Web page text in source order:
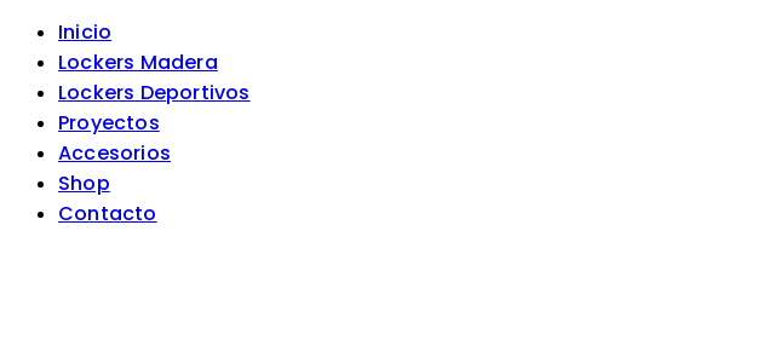
Inicio
Lockers Madera
Lockers Deportivos
Proyectos
Accesorios
Shop
Contacto